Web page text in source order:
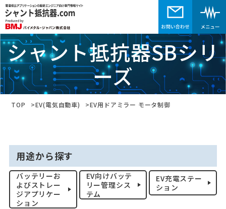
シャント抵抗器SBシリ
ーズ
TOP EV(電気自動車) EV用ドアミラー モータ制御
用途から探す
バッテリーお
よびストレー
ジアプリケー
ション
EV向けバッテ
リー管理シス
テム
EV充電ステー
ション